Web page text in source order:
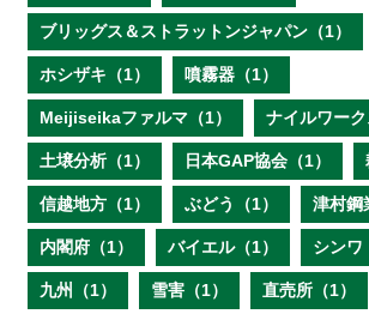
ブリッグス＆ストラットンジャパン（1）
ホシザキ（1） 噴霧器（1）
Meijiseikaファルマ（1） ナイルワーク
土壌分析（1） 日本GAP協会（1）
信越地方（1） ぶどう（1） 津村鋼
内閣府（1） バイエル（1） シンワ
九州（1） 雪害（1） 直売所（1）